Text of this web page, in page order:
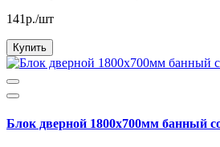
141р./шт
Купить
Блок дверной 1800х700мм банный